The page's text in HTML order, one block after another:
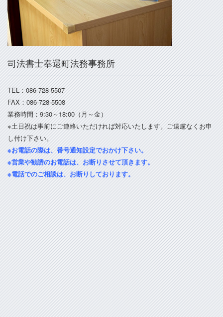
司法書士奉還町法務事務所
TEL：086-728-5507
FAX：086-728-5508
業務時間：9:30～18:00（月～金）
※土日祝は事前にご連絡いただければ対応いたします。ご遠慮なくお申
し付け下さい。
※お電話の際は、番号通知設定でおかけ下さい。
※営業や勧誘のお電話は、お断りさせて頂きます。
※電話でのご相談は、お断りしております。